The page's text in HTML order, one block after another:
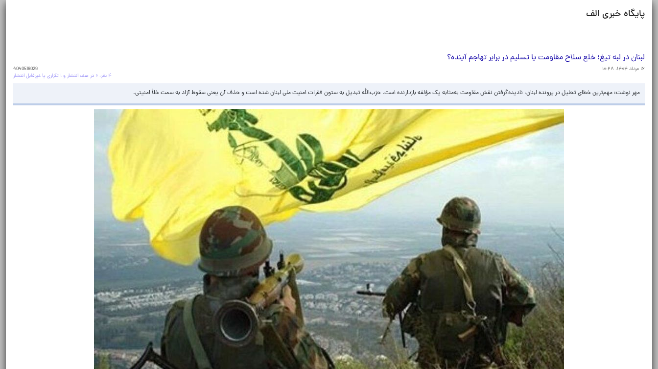
پایگاه خبری الف
لبنان در لبه تیغ؛ خلع سلاح مقاومت یا تسلیم در برابر تهاجم آینده؟
۱۶ مرداد ۱۴۰۴، ۱۰:۲۸
4040516029
۴ نظر، ۰ در صف انتشار و ۱ تکراری یا غیرقابل انتشار
مهر نوشت: مهم‌ترین خطای تحلیل در پرونده لبنان، نادیده‌گرفتن نقش مقاومت به‌مثابه یک مؤلفه بازدارنده است. حزب‌الله تبدیل به ستون فقرات امنیت ملی لبنان شده است و حذف آن یعنی سقوط آزاد به سمت خلأ امنیتی.